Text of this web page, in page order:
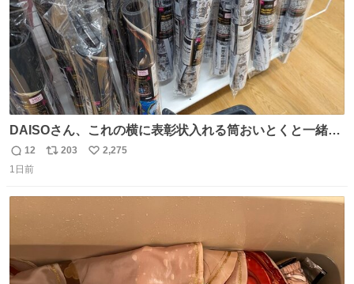
DAISOさん、これの横に表彰状入れる筒おいとくと一緒に
売れますのでご検討下さい
返
信
12
リ
203
い
2,275
1日前